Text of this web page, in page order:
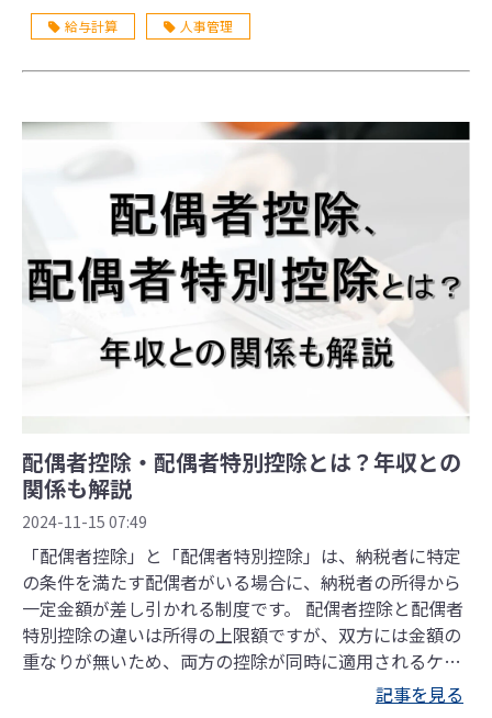
給与計算 人事管理
配偶者控除・配偶者特別控除とは？年収との
関係も解説
2024-11-15 07:49
「配偶者控除」と「配偶者特別控除」は、納税者に特定
の条件を満たす配偶者がいる場合に、納税者の所得から
一定金額が差し引かれる制度です。 配偶者控除と配偶者
特別控除の違いは所得の上限額ですが、双方には金額の
重なりが無いため、両方の控除が同時に適用されるケー
記事を見る